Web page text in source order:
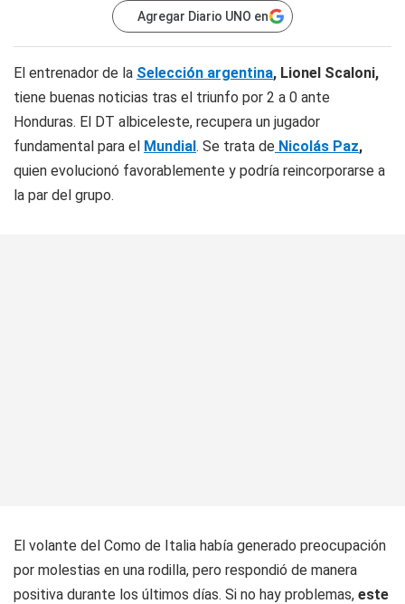
Agregar Diario UNO en
El entrenador de la Selección argentina, Lionel Scaloni,
tiene buenas noticias tras el triunfo por 2 a 0 ante
Honduras. El DT albiceleste, recupera un jugador
fundamental para el Mundial. Se trata de Nicolás Paz,
quien evolucionó favorablemente y podría reincorporarse a
la par del grupo.
El volante del Como de Italia había generado preocupación
por molestias en una rodilla, pero respondió de manera
positiva durante los últimos días. Si no hay problemas, este